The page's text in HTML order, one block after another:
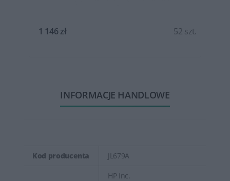
1 146 zł 52 szt.
INFORMACJE HANDLOWE
Kod producenta JL679A
HP Inc.